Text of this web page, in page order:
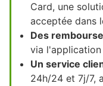
Card, une
acceptée dans
Des
via l'application
Un service
24h/24 et 7j/7,